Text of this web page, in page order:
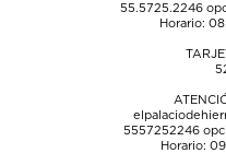
55.5725.2246
Horario:
5557252246
Horario: